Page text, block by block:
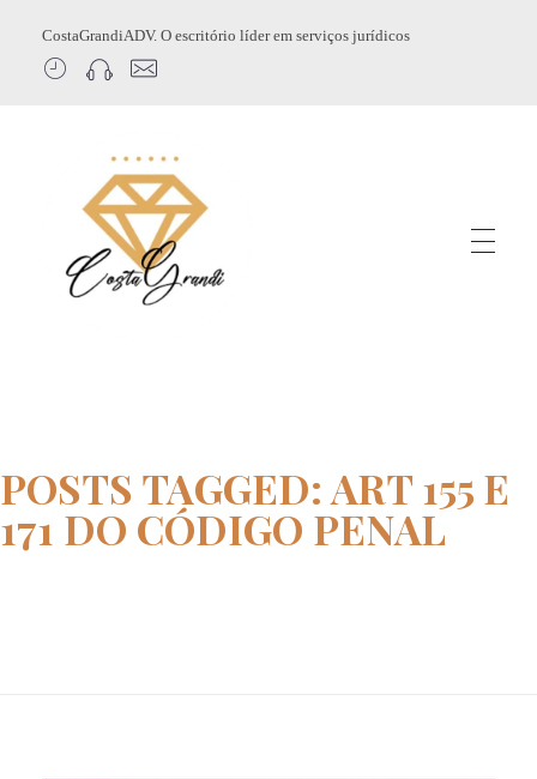
CostaGrandiADV. O escritório líder em serviços jurídicos
POSTS TAGGED: ART 155 E
171 DO CÓDIGO PENAL